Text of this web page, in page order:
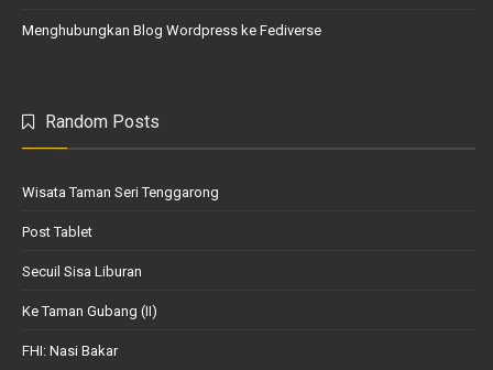
Menghubungkan Blog Wordpress ke Fediverse
Random Posts
Wisata Taman Seri Tenggarong
Post Tablet
Secuil Sisa Liburan
Ke Taman Gubang (II)
FHI: Nasi Bakar